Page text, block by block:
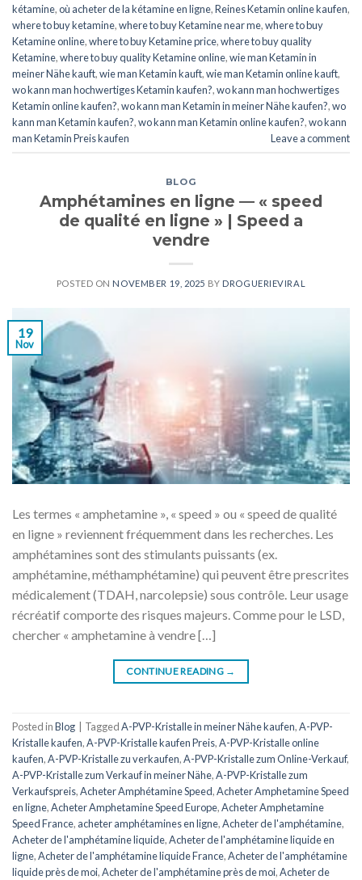
kétamine,où acheter de la kétamine en ligne,Reines Ketamin online kaufen,
where to buy ketamine,where to buy Ketamine near me,where to buy
Ketamine online,where to buy Ketamine price,where to buy quality
Ketamine,where to buy quality Ketamine online,wie man Ketamin in
meiner Nähe kauft,wie man Ketamin kauft,wie man Ketamin online kauft,
wo kann man hochwertiges Ketamin kaufen?,wo kann man hochwertiges
Ketamin online kaufen?,wo kann man Ketamin in meiner Nähe kaufen?,wo
kann man Ketamin kaufen?,wo kann man Ketamin online kaufen?,wo kann
man Ketamin Preis kaufen
Leave a comment
BLOG
Amphétamines en ligne — « speed
de qualité en ligne » | Speed a
vendre
POSTED ON NOVEMBER 19, 2025 BY DROGUERIEVIRAL
19
Nov
Les termes « amphetamine », « speed » ou « speed de qualité
en ligne » reviennent fréquemment dans les recherches. Les
amphétamines sont des stimulants puissants (ex.
amphétamine, méthamphétamine) qui peuvent être prescrites
médicalement (TDAH, narcolepsie) sous contrôle. Leur usage
récréatif comporte des risques majeurs. Comme pour le LSD,
chercher « amphetamine à vendre […]
CONTINUE READING →
Posted inBlog TaggedA-PVP-Kristalle in meiner Nähe kaufen,A-PVP-
Kristalle kaufen,A-PVP-Kristalle kaufen Preis,A-PVP-Kristalle online
kaufen,A-PVP-Kristalle zu verkaufen,A-PVP-Kristalle zum Online-Verkauf,
A-PVP-Kristalle zum Verkauf in meiner Nähe,A-PVP-Kristalle zum
Verkaufspreis,Acheter Amphétamine Speed,Acheter Amphetamine Speed
​​​​en ligne,Acheter Amphetamine Speed ​​​​Europe,Acheter Amphetamine
Speed ​​​​France, acheter amphétamines en ligne,Acheter de l'amphétamine,
Acheter de l'amphétamine liquide,Acheter de l'amphétamine liquide en
ligne,Acheter de l'amphétamine liquide France,Acheter de l'amphétamine
liquide près de moi,Acheter de l'amphétamine près de moi,Acheter de